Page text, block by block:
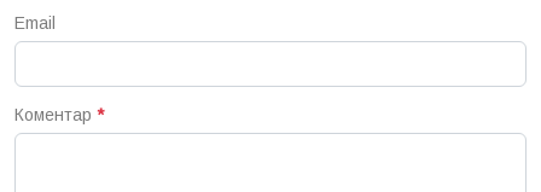
Email
Коментар *